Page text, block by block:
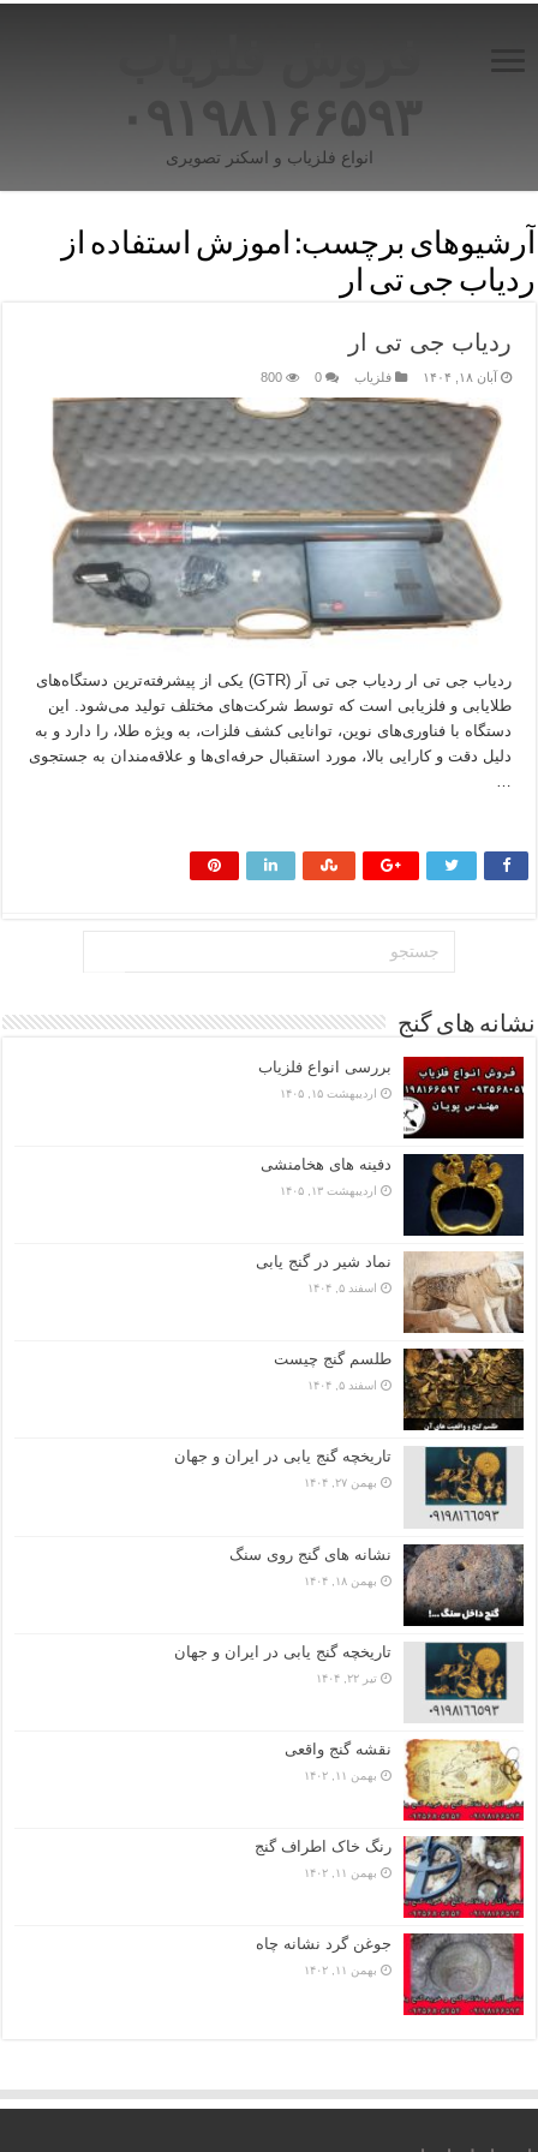
۰۹۱۹۸۱۶۶۵۹۳
انواع فلزیاب و اسکنر تصویری
آرشیوهای برچسب: اموزش استفاده از
ردیاب جی تی ار
ردیاب جی تی ار
آبان ۱۸, ۱۴۰۴ فلزیاب 0
800
ردیاب جی تی ار ردیاب جی تی آر (GTR) یکی از پیشرفته‌ترین دستگاه‌های
طلایابی و فلزیابی است که توسط شرکت‌های مختلف تولید می‌شود. این
دستگاه با فناوری‌های نوین، توانایی کشف فلزات، به ویژه طلا، را دارد و به
دلیل دقت و کارایی بالا، مورد استقبال حرفه‌ای‌ها و علاقه‌مندان به جستجوی
نشانه های گنج
بررسی انواع فلزیاب
اردیبهشت ۱۵, ۱۴۰۵
دفینه های هخامنشی
اردیبهشت ۱۳, ۱۴۰۵
نماد شیر در گنج یابی
اسفند ۵, ۱۴۰۴
طلسم گنج چیست
اسفند ۵, ۱۴۰۴
تاریخچه گنج‌ یابی در ایران و جهان
بهمن ۲۷, ۱۴۰۴
نشانه های گنج روی سنگ
بهمن ۱۸, ۱۴۰۴
تاریخچه گنج‌ یابی در ایران و جهان
تیر ۲۲, ۱۴۰۴
نقشه گنج واقعی
بهمن ۱۱, ۱۴۰۲
رنگ خاک اطراف گنج
بهمن ۱۱, ۱۴۰۲
جوغن گرد نشانه چاه
بهمن ۱۱, ۱۴۰۲